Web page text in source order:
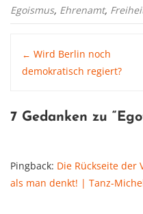
Egoismus, Ehrenamt,
Post
← Wird Berlin noch
demokratisch regiert?
7 Gedanken zu “
Pingback: Die Rückseite der
als man denkt! | Tanz-